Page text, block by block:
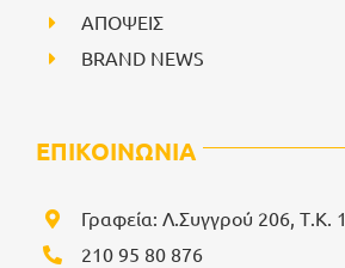
ΑΠΟΨΕΙΣ
BRAND NEWS
ΕΠΙΚΟΙΝΩΝΙΑ
Γραφεία: Λ.Συγγρού 206, Τ.Κ.
210 95 80 876